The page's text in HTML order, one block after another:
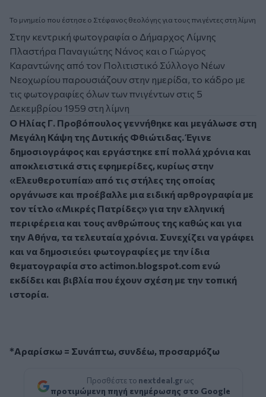
Το μνημείο που έστησε ο Στέφανος θεολόγης για τους πνιγέντες στη λίμνη
Στην κεντρική φωτογραφία ο Δήμαρχος Λίμνης
Πλαστήρα Παναγιώτης Νάνος και ο Γιώργος
Καραντώνης από τον Πολιτιστικό Σύλλογο Νέων
Νεοχωρίου παρουσιάζουν στην ημερίδα, το κάδρο με
τις φωτογραφίες όλων των πνιγέντων στις 5
Δεκεμβρίου 1959 στη λίμνη
Ο Ηλίας Γ. Προβόπουλος γεννήθηκε και μεγάλωσε στη
Μεγάλη Κάψη της Δυτικής Φθιώτιδας. Έγινε
δημοσιογράφος και εργάστηκε επί πολλά χρόνια και
αποκλειστικά στις εφημερίδες, κυρίως στην
«Ελευθεροτυπία» από τις στήλες της οποίας
οργάνωσε και προέβαλλε μια ειδική αρθρογραφία με
τον τίτλο «Μικρές Πατρίδες» για την ελληνική
περιφέρεια και τους ανθρώπους της καθώς και για
την Αθήνα, τα τελευταία χρόνια. Συνεχίζει να γράφει
και να δημοσιεύει φωτογραφίες με την ίδια
θεματογραφία στο actimon.blogspot.com ενώ
εκδίδει και βιβλία που έχουν σχέση με την τοπική
ιστορία.
*Αραρίσκω = Συνάπτω, συνδέω, προσαρμόζω
Προσθέστε το nextdeal.gr ως
προτιμώμενη πηγή ενημέρωσης στο Google